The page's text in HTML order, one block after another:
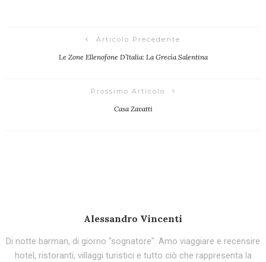
Articolo Precedente
Le Zone Ellenofone D’Italia: La Grecìa Salentina
Prossimo Articolo
Casa Zavatti
Alessandro Vincenti
Di notte barman, di giorno "sognatore". Amo viaggiare e recensire
hotel, ristoranti, villaggi turistici e tutto ciò che rappresenta la